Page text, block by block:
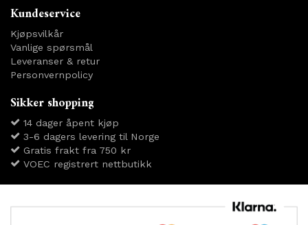
Kundeservice
Kjøpsvilkår
Vanlige spørsmål
Leveranser & retur
Personvernpolicy
Sikker shopping
14 dager åpent kjøp
3-6 dagers levering til Norge
Gratis frakt fra 750 kr
VOEC registrert nettbutikk